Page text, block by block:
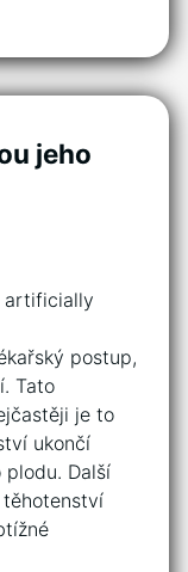
jeho
artificially
postup,
Tato
je to
ukončí
Další